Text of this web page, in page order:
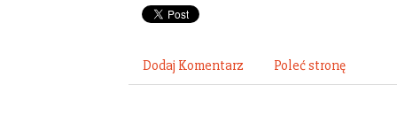
Dodaj Komentarz Poleć stronę